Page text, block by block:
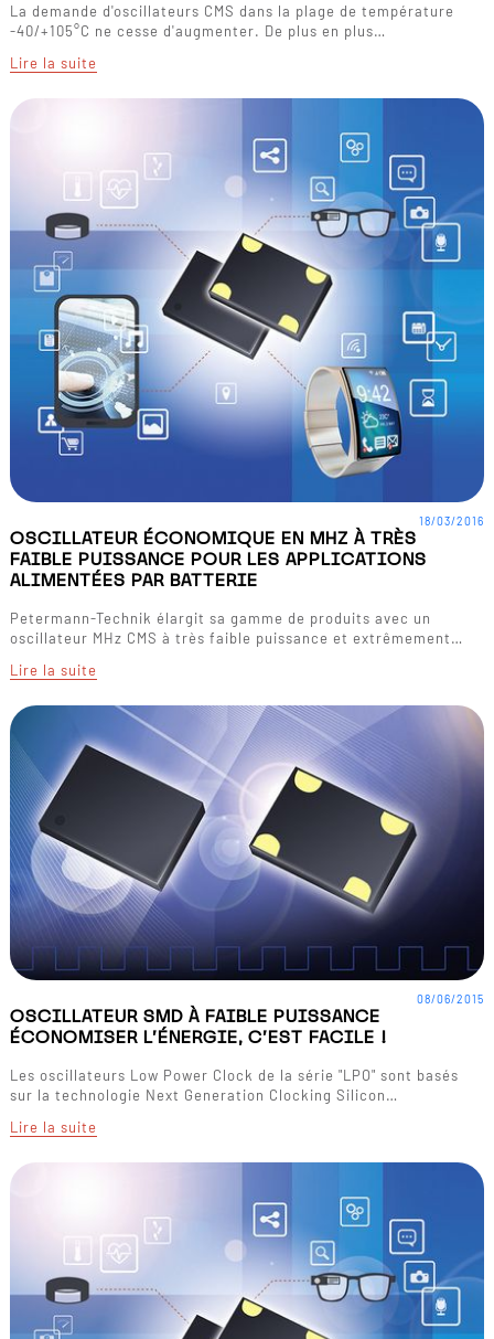
La demande d'oscillateurs CMS dans la plage de température
-40/+105°C ne cesse d'augmenter. De plus en plus…
Lire la suite
OSCILLATEUR ÉCONOMIQUE EN MHZ À TRÈS
FAIBLE PUISSANCE POUR LES APPLICATIONS
ALIMENTÉES PAR BATTERIE
Petermann-Technik élargit sa gamme de produits avec un
oscillateur MHz CMS à très faible puissance et extrêmement…
Lire la suite
18/03/2016
OSCILLATEUR SMD À FAIBLE PUISSANCE
ÉCONOMISER L'ÉNERGIE, C'EST FACILE !
Les oscillateurs Low Power Clock de la série "LPO" sont basés
sur la technologie Next Generation Clocking Silicon…
Lire la suite
08/06/2015